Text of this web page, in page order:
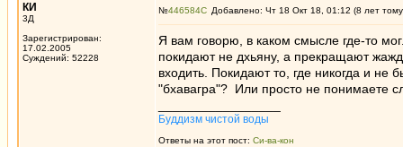
КИ
3Д
Зарегистрирован:
17.02.2005
Суждений: 52228
№446584 Добавлено: Чт 18 Окт 18, 01:12 (8 лет
Я вам говорю, в каком смысле где-то
покидают не дхьяну, а прекращают
входить. Покидают то, где никогда и не
"бхавагра"? Или просто не понимаете
Буддизм чистой воды
Ответы на этот пост: Си-ва-кон